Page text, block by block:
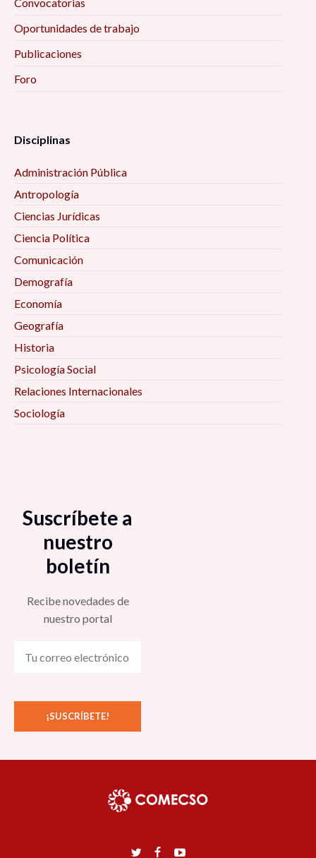
Oportunidades de trabajo
Publicaciones
Foro
Disciplinas
Administración Pública
Antropología
Ciencias Jurídicas
Ciencia Política
Comunicación
Demografía
Economía
Geografía
Historia
Psicología Social
Relaciones Internacionales
Sociología
Suscríbete a
nuestro
boletín
Recibe novedades de
nuestro portal